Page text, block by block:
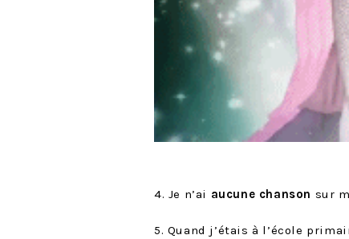
4. Je n’ai aucune chanson sur
5. Quand j’étais à l’école